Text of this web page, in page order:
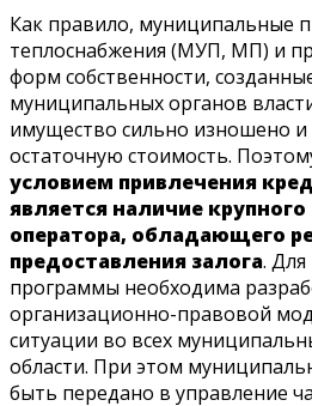
Как правило, муниципальные
теплоснабжения (МУП, МП) и
форм собственности,
муниципальных органов
имущество сильно изношено
остаточную стоимость.
условием привлечения
является наличие
оператора, обладающего
предоставления залога.
программы необходима
организационно-правовой
ситуации во всех
области. При этом
быть передано в управление